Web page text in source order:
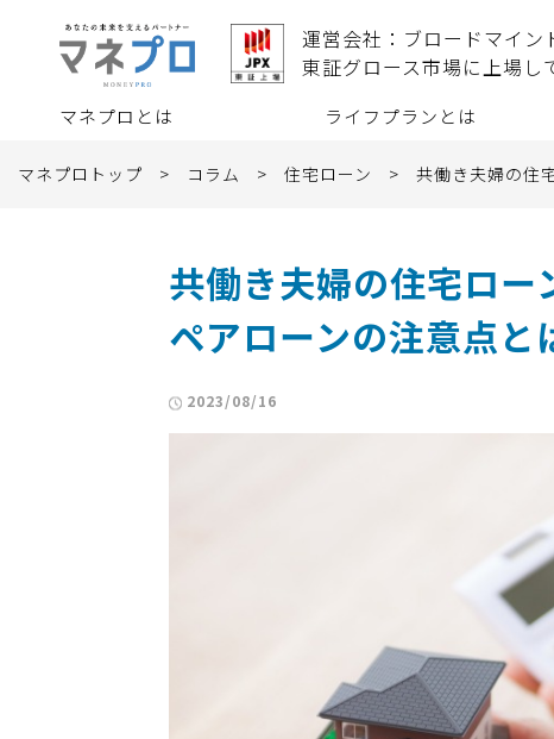
運営会社：ブロードマイン
東証グロース市場に上場し
マネプロとは ライフプランとは
マネプロトップ > コラム > 住宅ローン > 共働き夫婦の住
共働き夫婦の住宅ロ
ペアローンの注意点と
2023/08/16